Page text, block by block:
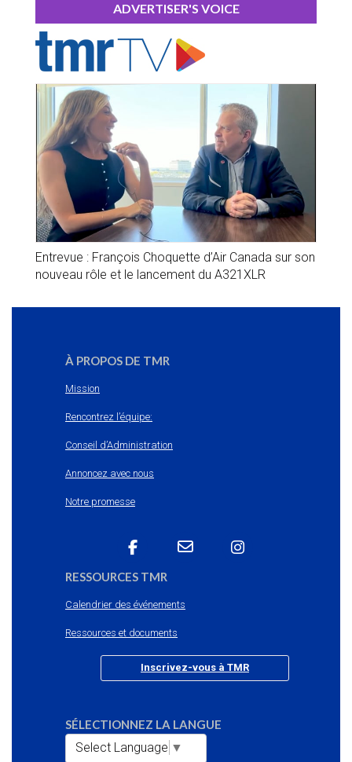
ADVERTISER'S VOICE
Entrevue : François Choquette d’Air Canada sur son
nouveau rôle et le lancement du A321XLR
À PROPOS DE TMR
Mission
Rencontrez l’équipe:
Conseil d’Administration
Annoncez avec nous
Notre promesse
RESSOURCES TMR
Calendrier des événements
Ressources et documents
Inscrivez-vous à TMR
SÉLECTIONNEZ LA LANGUE
Select Language ▼